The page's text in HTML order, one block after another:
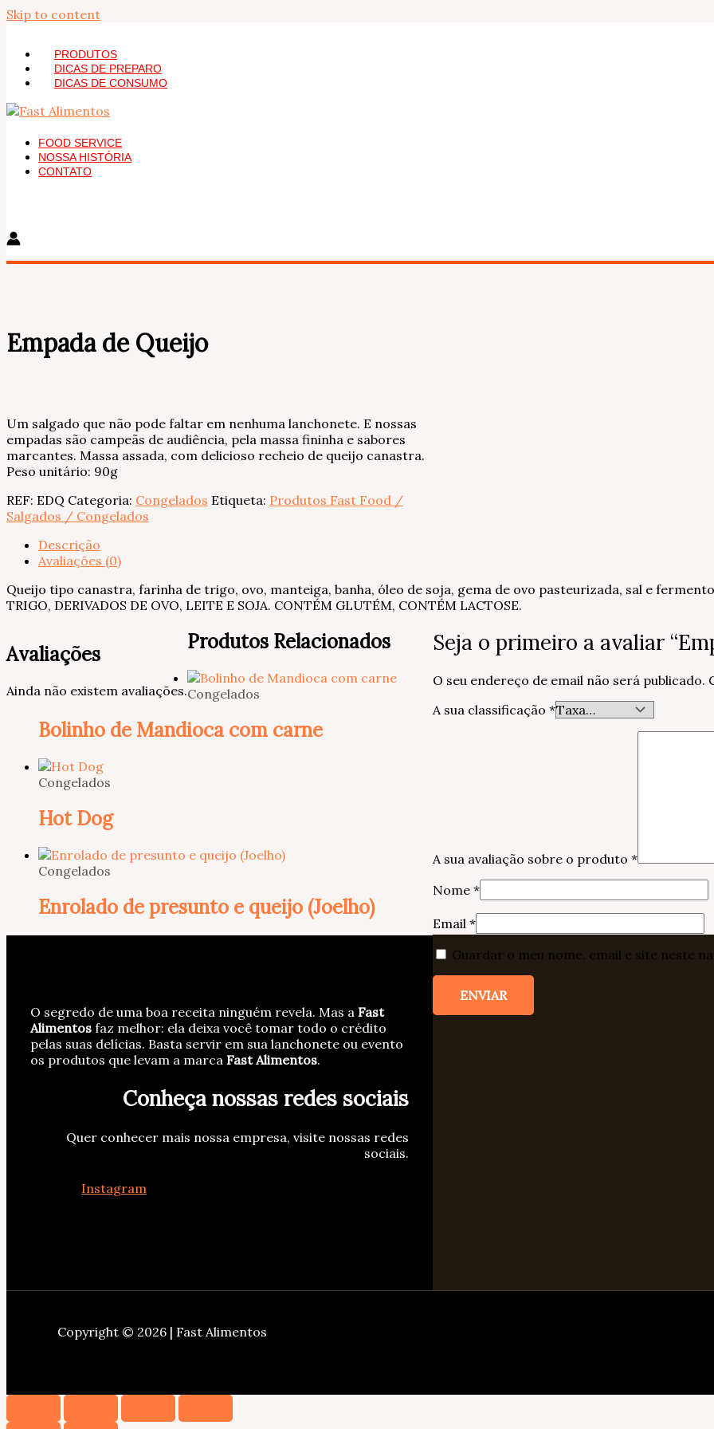
Skip to content
PRODUTOS
DICAS DE PREPARO
DICAS DE CONSUMO
FOOD SERVICE
NOSSA HISTÓRIA
CONTATO
Empada de Queijo
Um salgado que não pode faltar em nenhuma lanchonete. E nossas
empadas são campeãs de audiência, pela massa fininha e sabores
marcantes. Massa assada, com delicioso recheio de queijo canastra.
Peso unitário: 90g
REF: EDQ Categoria: Congelados Etiqueta: Produtos Fast Food /
Salgados / Congelados
Descrição
Avaliações (0)
Queijo tipo canastra, farinha de trigo, ovo, manteiga, banha, óleo de soja, gema de ovo pasteurizada, sal e fermento
TRIGO, DERIVADOS DE OVO, LEITE E SOJA. CONTÉM GLUTÉM, CONTÉM LACTOSE.
Avaliações
Ainda não existem avaliações.
Seja o primeiro a avaliar
O seu endereço de email não será publicado.
A sua classificação *
A sua avaliação sobre o produto *
Nome *
Email *
Guardar o meu nome, email e site neste
Produtos Relacionados
Congelados
Bolinho de Mandioca com carne
Congelados
Hot Dog
Congelados
Enrolado de presunto e queijo (Joelho)
O segredo de uma boa receita ninguém revela. Mas a Fast
Alimentos faz melhor: ela deixa você tomar todo o crédito
pelas suas delícias. Basta servir em sua lanchonete ou evento
os produtos que levam a marca Fast Alimentos.
Conheça nossas redes sociais
Quer conhecer mais nossa empresa, visite nossas redes
sociais.
Instagram
Copyright © 2026 | Fast Alimentos